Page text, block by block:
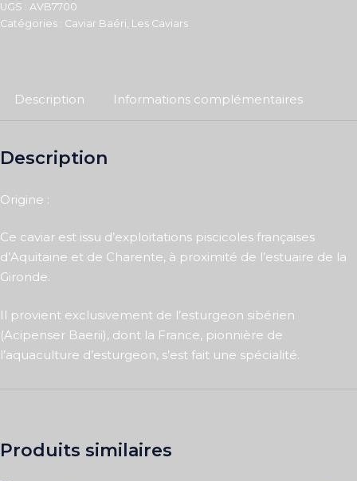
UGS : AVB7700
Catégories : Caviar Baéri, Les Caviars
Description Informations complémentaires
Description
Origine :
Ce caviar est issu d’exploitations piscicoles françaises
d’Aquitaine et de Charente, à proximité de l’estuaire de la
Gironde.
Il provient exclusivement de l’esturgeon sibérien
(Acipenser Baerii), dont la France, pionnière de
l’aquaculture d’esturgeon, s’est fait une spécialité.
Produits similaires